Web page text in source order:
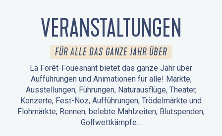
VERANSTALTUNGEN
FÜR ALLE DAS GANZE JAHR ÜBER
La Forêt-Fouesnant bietet das ganze Jahr über
Aufführungen und Animationen für alle! Märkte,
Ausstellungen, Führungen, Naturausflüge, Theater,
Konzerte, Fest-Noz, Aufführungen, Trödelmärkte und
Flohmärkte, Rennen, belebte Mahlzeiten, Blutspenden,
Golfwettkämpfe…